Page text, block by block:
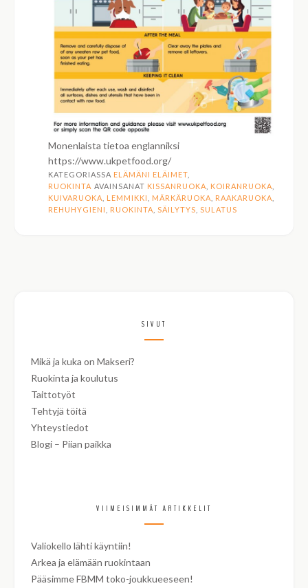
Monenlaista tietoa englanniksi
https://www.ukpetfood.org/
KATEGORIASSA ELÄMÄNI ELÄIMET
RUOKINTA AVAINSANAT KISSANRUOKA KOIRANRUOKA
KUIVARUOKA
LEMMIKKI MÄRKÄRUOKA RAAKARUOKA
REHUHYGIENI
RUOKINTA SÄILYTYS SULATUS
SIVUT
Mikä ja kuka on Makseri?
Ruokinta ja koulutus
Taittotyöt
Tehtyjä töitä
Yhteystiedot
Blogi – Piian paikka
VIIMEISIMMÄT ARTIKKELIT
Valiokello lähti käyntiin!
Arkea ja elämään ruokintaan
Pääsimme FBMM toko-joukkueeseen!